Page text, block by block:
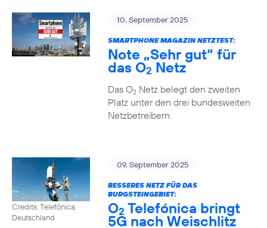
10. September 2025
SMARTPHONE MAGAZIN NETZTEST:
Note „Sehr gut“ für
das O2 Netz
Das O2Netz belegt den zweiten
Platz unter den drei bundesweiten
Netzbetreibern.
Credits: Telefónica
Deutschland
09. September 2025
BESSERES NETZ FÜR DAS
BURGSTEINGEBIET:
O2 Telefónica bringt
5G nach Weischlitz